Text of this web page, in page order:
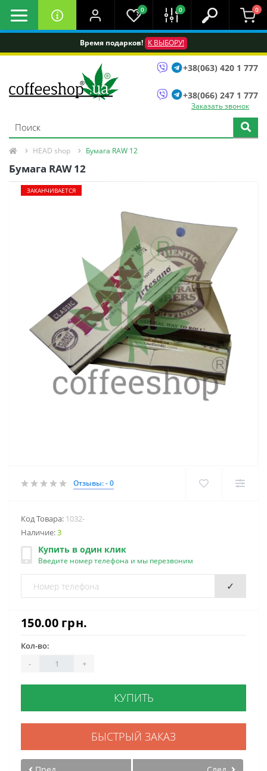
Время подарков! К ВЫБОРУ!
0 0 0
+38(063) 420 1 777
+38(066) 247 1 777
Заказать звонок
HEAD shop Бумага RAW 12
Бумага RAW 12
ЗАКАНЧИВАЕТСЯ
Отзывы: - 0
Код Товара: 1032-
Наличие:3
Купить в один клик
Введите номер телефона и мы перезвоним
✓
150.00 грн.
Кол-во:
-
+
КУПИТЬ
БЫСТРЫЙ ЗАКАЗ